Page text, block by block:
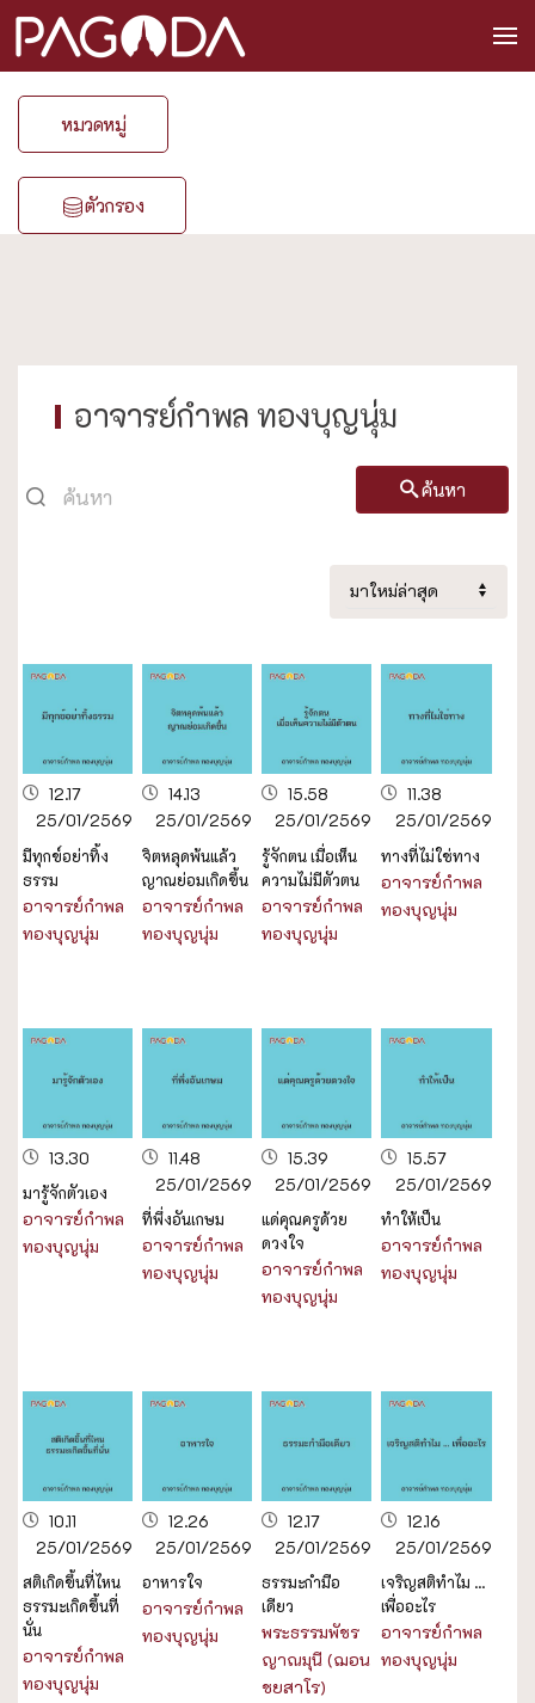
หมวดหมู่
ตัวกรอง
อาจารย์กำพล ทองบุญนุ่ม
ค้นหา
12.17
25/01/2569
มีทุกข์อย่าทิ้ง
ธรรม
อาจารย์กำพล
ทองบุญนุ่ม
14.13
25/01/2569
จิตหลุดพ้นแล้ว
ญาณย่อมเกิดขึ้น
อาจารย์กำพล
ทองบุญนุ่ม
15.58
25/01/2569
รู้จักตน เมื่อเห็น
ความไม่มีตัวตน
อาจารย์กำพล
ทองบุญนุ่ม
11.38
25/01/2569
ทางที่ไม่ใช่ทาง
อาจารย์กำพล
ทองบุญนุ่ม
13.30
มารู้จักตัวเอง
อาจารย์กำพล
ทองบุญนุ่ม
11.48
25/01/2569
ที่พึ่งอันเกษม
อาจารย์กำพล
ทองบุญนุ่ม
15.39
25/01/2569
แด่คุณครูด้วย
ดวงใจ
อาจารย์กำพล
ทองบุญนุ่ม
15.57
25/01/2569
ทำให้เป็น
อาจารย์กำพล
ทองบุญนุ่ม
10.11
25/01/2569
สติเกิดขึ้นที่ไหน
ธรรมะเกิดขึ้นที่
นั่น
อาจารย์กำพล
ทองบุญนุ่ม
12.26
25/01/2569
อาหารใจ
อาจารย์กำพล
ทองบุญนุ่ม
12.17
25/01/2569
ธรรมะกำมือ
เดียว
พระธรรมพัชร
ญาณมุนี (ฌอน
ชยสาโร)
12.16
25/01/2569
เจริญสติทำไม ...
เพื่ออะไร
อาจารย์กำพล
ทองบุญนุ่ม